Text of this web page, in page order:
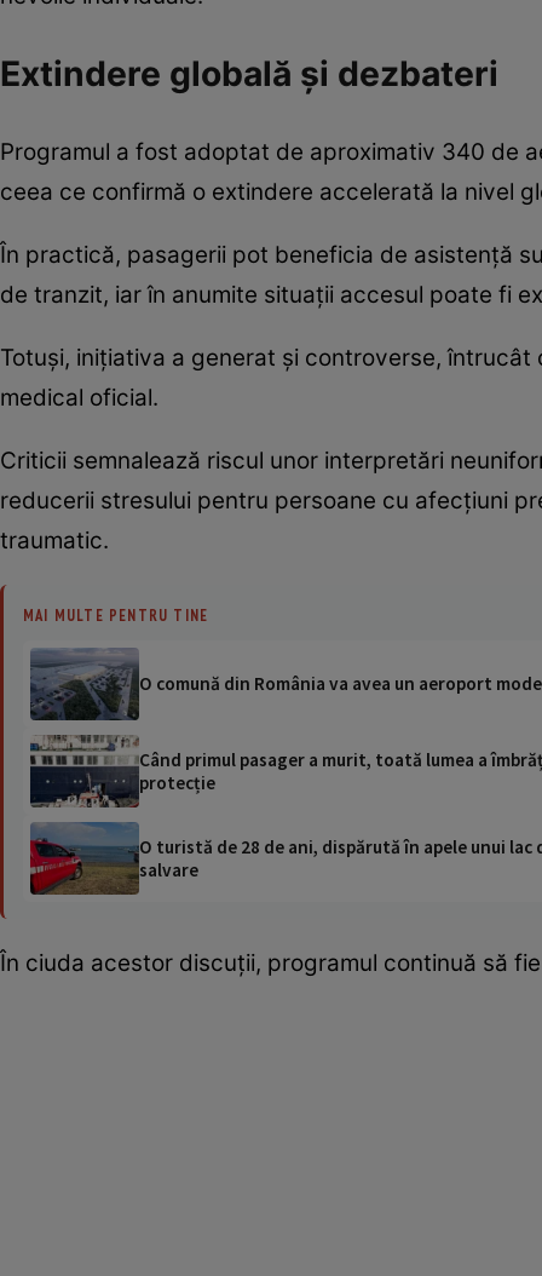
Extindere globală și dezbateri
Programul a fost adoptat de aproximativ 340 de
ceea ce confirmă o extindere accelerată la nivel
În practică, pasagerii pot beneficia de asistență
de tranzit, iar în anumite situații accesul poate fi
Totuși, inițiativa a generat și controverse,
medical oficial.
Criticii semnalează riscul unor interpretări
reducerii stresului pentru persoane cu afecțiuni
traumatic.
MAI MULTE PENTRU TINE
O comună din România va avea un aeroport
Când primul pasager a murit, toată lumea a
protecție
O turistă de 28 de ani, dispărută în apele unui
salvare
În ciuda acestor discuții, programul continuă să